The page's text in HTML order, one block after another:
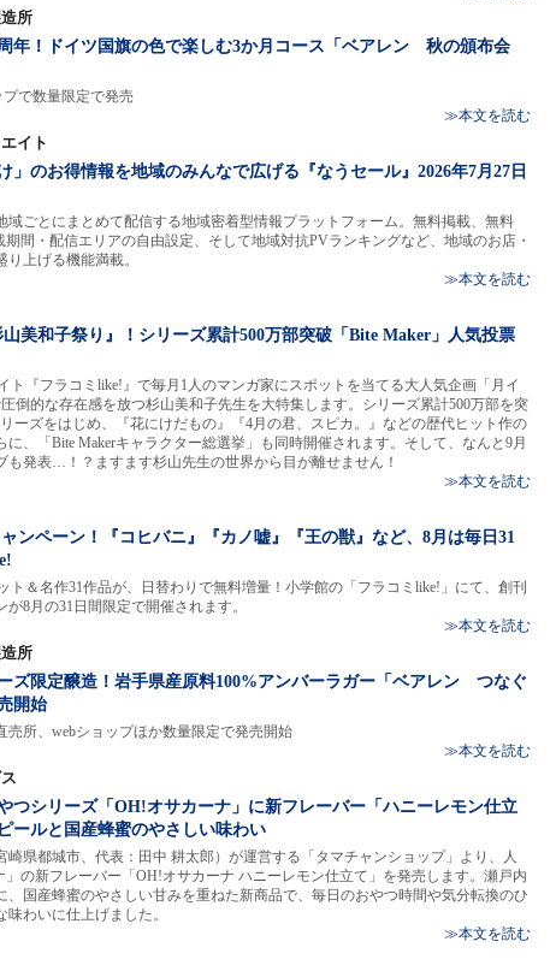
所
年！ドイツ国旗の色で楽しむ3か月コース「ベアレン 秋の頒布会
プで数量限定で発売
≫本文を読む
イト
」のお得情報を地域のみんなで広げる『なうセール』2026年7月27日
域ごとにまとめて配信する地域密着型情報プラットフォーム。無料掲載、無料
間・配信エリアの自由設定、そして地域対抗PVランキングなど、地域のお店・
上げる機能満載。
≫本文を読む
美和子祭り』！シリーズ累計500万部突破「Bite Maker」人気投票
ト『フラコミlike!』で毎月1人のマンガ家にスポットを当てる大人気企画「月イ
倒的な存在感を放つ杉山美和子先生を大特集します。シリーズ累計500万部を突
ーズをはじめ、『花にけだもの』『4月の君、スピカ。』などの歴代ヒット作の
、「Bite Makerキャラクター総選挙」も同時開催されます。そして、なんと9月
も発表…！？ますます杉山先生の世界から目が離せません！
≫本文を読む
ンペーン！『コヒバニ』『カノ嘘』『王の獣』など、8月は毎日31
ト＆名作31作品が、日替わりで無料増量！小学館の「フラコミlike!」にて、創刊
8月の31日間限定で開催されます。
≫本文を読む
所
ズ限定醸造！岩手県産原料100%アンバーラガー「ベアレン つなぐ
開始
売所、webショップほか数量限定で発売開始
≫本文を読む
つシリーズ「OH!オサカーナ」に新フレーバー「ハニーレモン仕立
ールと国産蜂蜜のやさしい味わい
県都城市、代表：田中 耕太郎）が運営する「タマチャンショップ」より、人
の新フレーバー「OH!オサカーナ ハニーレモン仕立て」を発売します。瀬戸内
、国産蜂蜜のやさしい甘みを重ねた新商品で、毎日のおやつ時間や気分転換のひ
わいに仕上げました。
≫本文を読む